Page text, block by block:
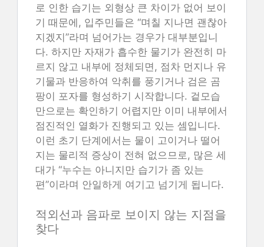
로 인한 습기는 외형상 큰 차이가 없어 보이
기 때문에, 입주민들은 “며칠 지나면 괜찮아
지겠지”라며 넘어가는 경우가 대부분입니
다. 하지만 자재가 흡수한 물기가 완전히 마
르지 않고 내부에 정체되면, 점차 먼지나 유
기물과 반응하여 악취를 풍기거나 검은 곰
팡이 포자를 형성하기 시작합니다. 겉모습
만으로는 확인하기 어렵지만 이미 내부에서
점진적인 열화가 진행되고 있는 셈입니다.
이런 초기 단계에서는 물이 고이거나 떨어
지는 물리적 증상이 전혀 없으므로, 많은 세
대가 “누수는 아니지만 습기가 좀 있는
편”이라며 안일하게 여기고 넘기게 됩니다.
적외선과 음파로 보이지 않는 지점을
찾다